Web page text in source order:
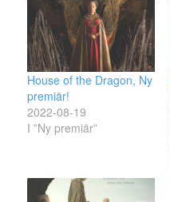
House of the Dragon, Ny
premiär!
2022-08-19
I ”Ny premiär”